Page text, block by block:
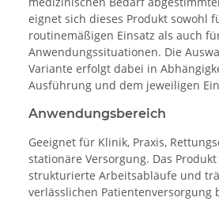
eignet sich dieses Produkt sowohl
routinemäßigen Einsatz als auch
Anwendungssituationen. Die
Variante erfolgt dabei in
Ausführung und dem jeweiligen
Anwendungsbereich
Geeignet für Klinik, Praxis,
stationäre Versorgung. Das
strukturierte Arbeitsabläufe und
verlässlichen Patientenversorgung